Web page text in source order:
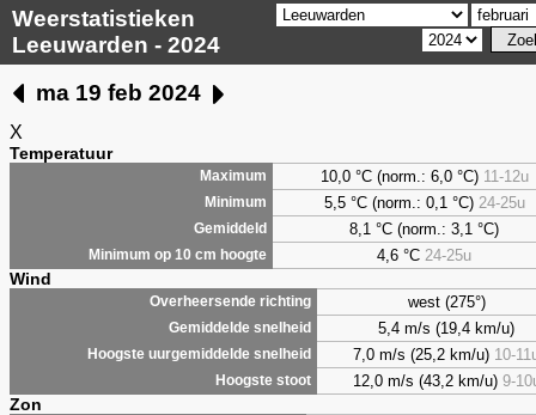
Weerstatistieken
Leeuwarden - 2024
ma 19 feb 2024
X
Temperatuur
Maximum 10,0 °C (norm.: 6,0 °C) 11-12u
Minimum 5,5°C (norm.: 0,1 °C) 24-25u
Gemiddeld 8,1 °C (norm.: 3,1 °C)
Minimum op 10 cm hoogte 4,6 °C 24-25u
Wind
Overheersende richting west (275°)
Gemiddelde snelheid 5,4 m/s (19,4 km/u)
Hoogste uurgemiddelde snelheid 7,0 m/s (25,2 km/u) 10-
Hoogste stoot 12,0 m/s (43,2 km/u) 9-
Zon